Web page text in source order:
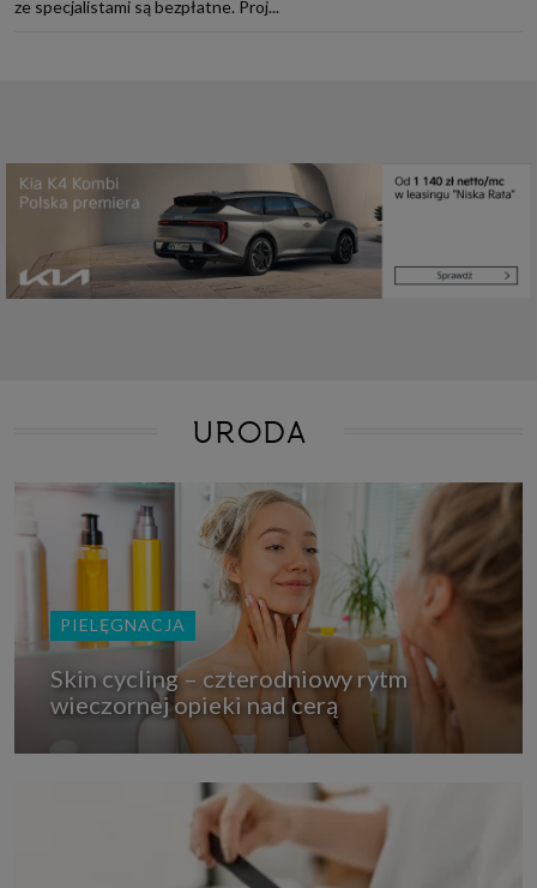
ze specjalistami są bezpłatne. Proj...
URODA
PIELĘGNACJA
Skin cycling – czterodniowy rytm
wieczornej opieki nad cerą